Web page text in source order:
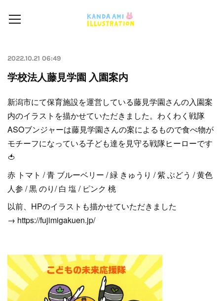
2022.10.21 06:49
学校法人藤見学園 入園案内
新潟市にて保育施設を運営している藤見学園さんの入園案
内のイラストを描かせていただきました。わくわく戦隊
ASOブンジャーは藤見学園さんの案によるもので食べ物が
モチーフになっている子ども達を見守る戦隊ヒーローです
🍅
赤 トマト / 青 ブルーベリー / 緑 きゅうり / 紫 ぶどう / 黄色
人参 / 黒 のり/ 白 塩 / ピンク 桃
以前、HPのイラストも描かせていただきました
→ https://fujimigakuen.jp/